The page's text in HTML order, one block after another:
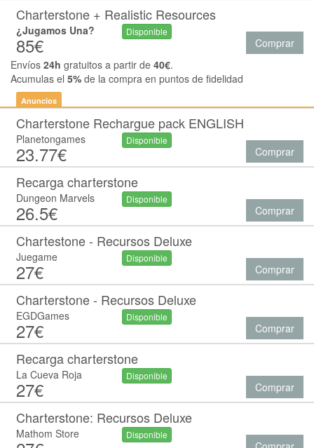
Charterstone + Realistic Resources
¿Jugamos Una?
85€
Disponible
Comprar
Envíos 24h gratuitos a partir de 40€.
Acumulas el 5% de la compra en puntos de fidelidad
Anuncios
Charterstone Rechargue pack ENGLISH
Planetongames
23.77€
Disponible
Comprar
Recarga charterstone
Dungeon Marvels
26.5€
Disponible
Comprar
Chartestone - Recursos Deluxe
Juegame
27€
Disponible
Comprar
Charterstone - Recursos Deluxe
EGDGames
27€
Disponible
Comprar
Recarga charterstone
La Cueva Roja
27€
Disponible
Comprar
Charterstone: Recursos Deluxe
Mathom Store Disponible